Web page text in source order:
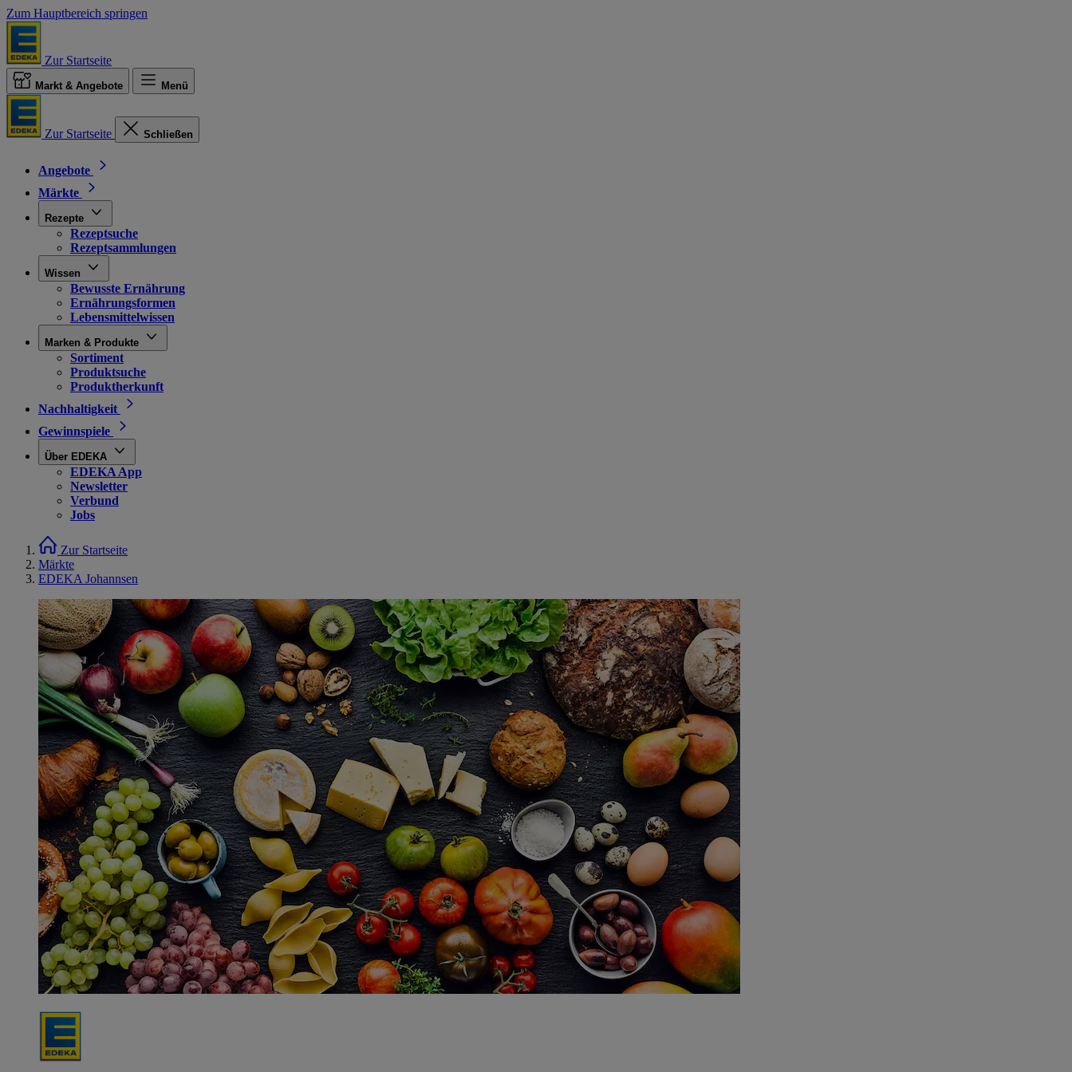
Zum Hauptbereich springen
Zur Startseite
Markt & Angebote Menü
Zur Startseite Schließen
Angebote
Märkte
Rezepte
Rezeptsuche
Rezeptsammlungen
Wissen
Bewusste Ernährung
Ernährungsformen
Lebensmittelwissen
Marken & Produkte
Sortiment
Produktsuche
Produktherkunft
Nachhaltigkeit
Gewinnspiele
Über EDEKA
EDEKA App
Newsletter
Verbund
Jobs
Zur Startseite
Märkte
EDEKA Johannsen